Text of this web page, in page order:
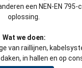
een NEN-EN
oplossing.
Wat we doen:
van raillijnen,
in hallen en op